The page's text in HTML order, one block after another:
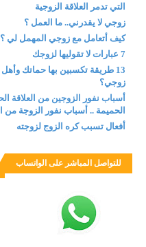
التي تدمر العلاقة الزوجية
زوجي لا يقدرني.. ما العمل ؟
كيف أتعامل مع زوجي المهمل لي ؟
7 عبارات لا تقوليها لزوجك
13 طريقة تكسبين بها حماتك
زوجي؟
أسباب نفور الزوجين من العلاقة
الحميمة .. أسباب نفور الزوجة من
أفعال تسبب كره الزوج لزوجته
للتواصل المباشر على الواتساب